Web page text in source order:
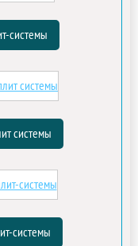
системы
системы
системы